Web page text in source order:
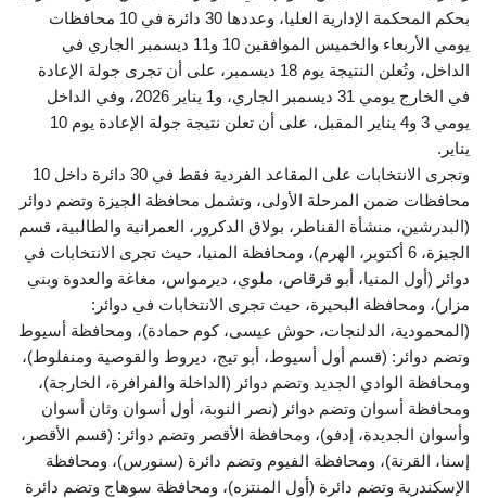
بحكم المحكمة الإدارية العليا، وعددها 30 دائرة في 10 محافظات
يومي الأربعاء والخميس الموافقين 10 و11 ديسمبر الجاري في
الداخل، وتُعلن النتيجة يوم 18 ديسمبر، على أن تجرى جولة الإعادة
في الخارج يومي 31 ديسمبر الجاري، و1 يناير 2026، وفي الداخل
يومي 3 و4 يناير المقبل، على أن تعلن نتيجة جولة الإعادة يوم 10
يناير.
وتجرى الانتخابات على المقاعد الفردية فقط في 30 دائرة داخل 10
محافظات ضمن المرحلة الأولى، وتشمل محافظة الجيزة وتضم دوائر
(البدرشين، منشأة القناطر، بولاق الدكرور، العمرانية والطالبية، قسم
الجيزة، 6 أكتوبر، الهرم)، ومحافظة المنيا، حيث تجرى الانتخابات في
دوائر (أول المنيا، أبو قرقاص، ملوي، ديرمواس، مغاغة والعدوة وبني
مزار)، ومحافظة البحيرة، حيث تجرى الانتخابات في دوائر:
(المحمودية، الدلنجات، حوش عيسى، كوم حمادة)، ومحافظة أسيوط
وتضم دوائر: (قسم أول أسيوط، أبو تيج، ديروط والقوصية ومنفلوط)،
ومحافظة الوادي الجديد وتضم دوائر (الداخلة والفرافرة، الخارجة)،
ومحافظة أسوان وتضم دوائر (نصر النوبة، أول أسوان وثان أسوان
وأسوان الجديدة، إدفو)، ومحافظة الأقصر وتضم دوائر: (قسم الأقصر،
إسنا، القرنة)، ومحافظة الفيوم وتضم دائرة (سنورس)، ومحافظة
الإسكندرية وتضم دائرة (أول المنتزه)، ومحافظة سوهاج وتضم دائرة